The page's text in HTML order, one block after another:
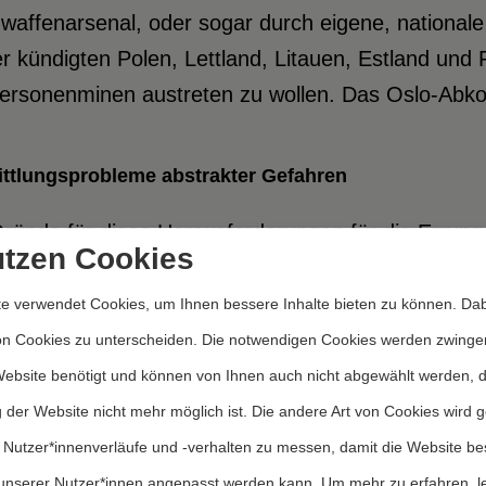
oder sogar durch eigene,
kündigten Polen, Lettland, Litauen, Estland und
austreten zu wollen. Das Oslo-
abstrakter Gefahren
für diese Herausforderungen für die
auf ihnen aufbauenden Kampagnen sind
Waffensysteme bereits schwierig, das zu
Unvereinbarkeit mit dem humanitären
präventiven Verbots sinkt zudem die
die Gefahr erscheint zu abstrakt und
nicht, eine einfache und klare Botschaft zu
Cookies
verwendet Cookies, um Ihnen bessere Inhalte bieten zu können.
Cookies zu unterscheiden. Die notwendigen Cookies werden
benötigt und können von Ihnen auch nicht abgewählt werden,
der Website nicht mehr möglich ist. Die andere Art von Cookies wird
und -verhalten zu messen, damit die Website